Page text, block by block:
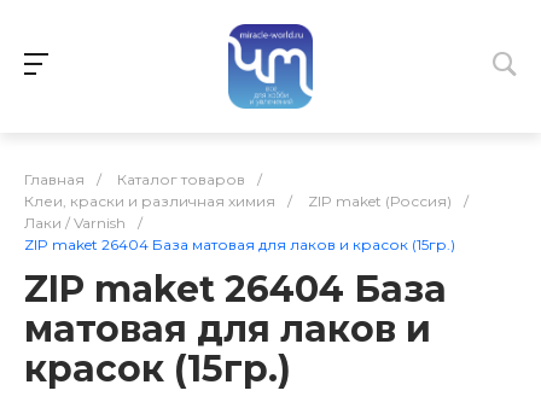
Главная / Каталог товаров
/
Клеи, краски и различная химия
/ ZIP maket (Россия)
/
Лаки / Varnish
/
ZIP maket 26404 База матовая для лаков и красок (15гр.)
ZIP maket 26404 База
матовая для лаков и
красок (15гр.)